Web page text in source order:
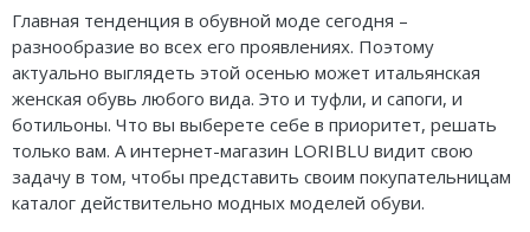
Главная тенденция в обувной моде сегодня –
разнообразие во всех его проявлениях. Поэтому
актуально выглядеть этой осенью может итальянская
женская обувь любого вида. Это и туфли, и сапоги, и
ботильоны. Что вы выберете себе в приоритет, решать
только вам. А интернет-магазин LORIBLU видит свою
задачу в том, чтобы представить своим покупательницам
каталог действительно модных моделей обуви.